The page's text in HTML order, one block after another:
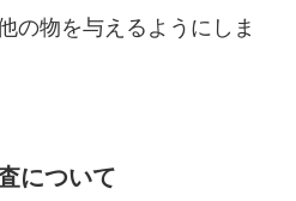
の物を与えるようにしま
について